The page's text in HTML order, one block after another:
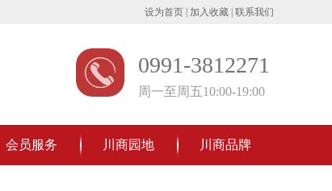
设为首页 加入收藏 联系我们
0991-3812271
周一至周五10:00-19:00
会员服务 川商园地 川商品牌